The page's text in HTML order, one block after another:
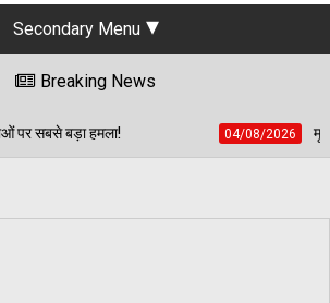
Secondary Menu
Breaking News
04/08/2026 मूसेवाला के पिता की लाचारी पर